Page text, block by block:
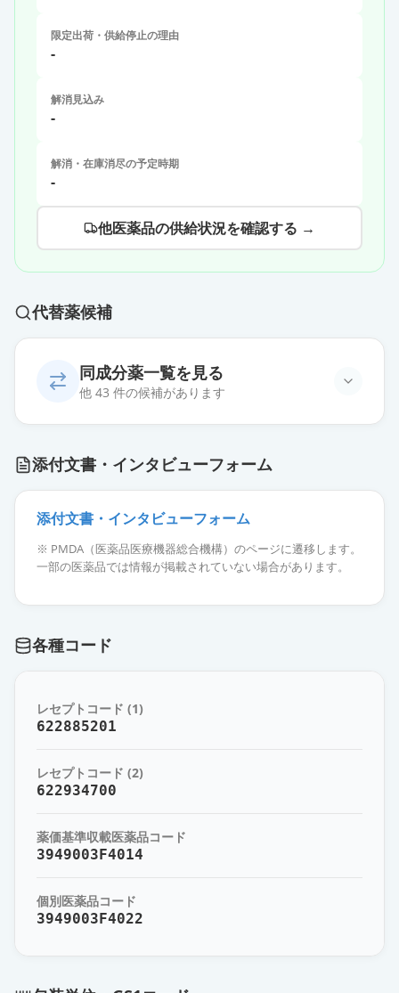
限定出荷・供給停止の理由
-
解消見込み
-
解消・在庫消尽の予定時期
-
他医薬品の供給状況を確認する →
代替薬候補
同成分薬一覧を見る
他 43 件の候補があります
ミファ」
薬価 6.30 円
イ」
薬価 6.30 円
通常出荷
新」
フェブキソスタット錠
10mg「AFP」
フェブキソスタットOD錠10mg「明
薬価 6.30 円
フェブキソスタット錠10mg「YD」
薬価 6.30 円
添付文書・インタビューフォーム
添付文書・インタビューフォーム
※ PMDA（医薬品医療機器総合機構）のページに遷移します。
一部の医薬品では情報が掲載されていない場合があります。
各種コード
レセプトコード (1)
622885201
レセプトコード (2)
622934700
薬価基準収載医薬品コード
3949003F4014
個別医薬品コード
3949003F4022